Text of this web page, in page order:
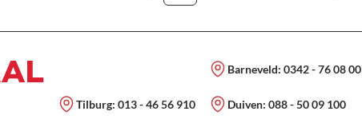
Barneveld: 0342 - 76 08 00
Tilburg: 013 - 46 56 910 Duiven: 088 - 50 09 100